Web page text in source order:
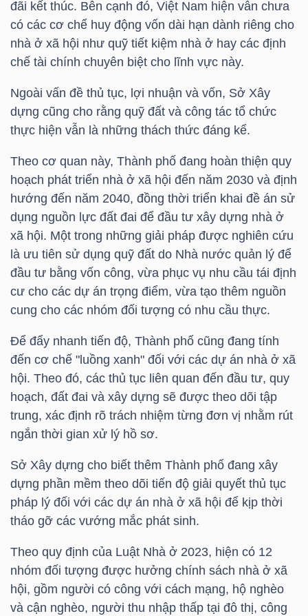
đãi kết thúc. Bên cạnh đó, Việt Nam hiện vẫn chưa
có các cơ chế huy động vốn dài hạn dành riêng cho
nhà ở xã hội như quỹ tiết kiệm nhà ở hay các định
chế tài chính chuyên biệt cho lĩnh vực này.
Ngoài vấn đề thủ tục, lợi nhuận và vốn, Sở Xây
dựng cũng cho rằng quỹ đất và công tác tổ chức
thực hiện vẫn là những thách thức đáng kể.
Theo cơ quan này, Thành phố đang hoàn thiện quy
hoạch phát triển nhà ở xã hội đến năm 2030 và định
hướng đến năm 2040, đồng thời triển khai đề án sử
dụng nguồn lực đất đai để đầu tư xây dựng nhà ở
xã hội. Một trong những giải pháp được nghiên cứu
là ưu tiên sử dụng quỹ đất do Nhà nước quản lý để
đầu tư bằng vốn công, vừa phục vụ nhu cầu tái định
cư cho các dự án trọng điểm, vừa tạo thêm nguồn
cung cho các nhóm đối tượng có nhu cầu thực.
Để đẩy nhanh tiến độ, Thành phố cũng đang tính
đến cơ chế "luồng xanh" đối với các dự án nhà ở xã
hội. Theo đó, các thủ tục liên quan đến đầu tư, quy
hoạch, đất đai và xây dựng sẽ được theo dõi tập
trung, xác định rõ trách nhiệm từng đơn vị nhằm rút
ngắn thời gian xử lý hồ sơ.
Sở Xây dựng cho biết thêm Thành phố đang xây
dựng phần mềm theo dõi tiến độ giải quyết thủ tục
pháp lý đối với các dự án nhà ở xã hội để kịp thời
tháo gỡ các vướng mắc phát sinh.
Theo quy định của Luật Nhà ở 2023, hiện có 12
nhóm đối tượng được hưởng chính sách nhà ở xã
hội, gồm người có công với cách mạng, hộ nghèo
và cận nghèo, người thu nhập thấp tại đô thị, công
LIỆU
Ngành
(-)
VS-
SECTOR
NĂNG
LƯỢNG
NGUYÊN
VẬT
LIỆU
CÔNG
NGHIỆP
DÙNG
KHÔNG
THIẾT